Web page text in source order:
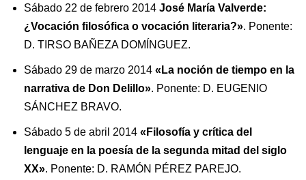
Sábado 22 de febrero 2014 José María Valverde:
¿Vocación filosófica o vocación literaria?». Ponente:
D. TIRSO BAÑEZA DOMÍNGUEZ.
Sábado 29 de marzo 2014 «La noción de tiempo en la
narrativa de Don Delillo». Ponente: D. EUGENIO
SÁNCHEZ BRAVO.
Sábado 5 de abril 2014 «Filosofía y crítica del
lenguaje en la poesía de la segunda mitad del siglo
XX». Ponente: D. RAMÓN PÉREZ PAREJO.